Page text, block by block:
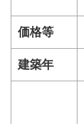
価格等
建築年